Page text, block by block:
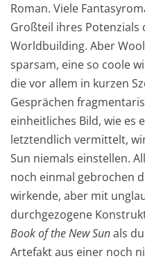
Roman. Viele
Großteil ihres Potenzials
Worldbuilding. Aber
sparsam, eine so coole
die vor allem in kurzen
Gesprächen
einheitliches Bild, wie es
letztendlich vermittelt,
Sun niemals einstellen.
noch einmal gebrochen
wirkende, aber mit
durchgezogene
Book of the New Sunals
Artefakt aus einer noch